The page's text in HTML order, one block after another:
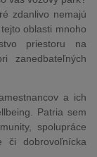
zdanlivo nemajú
oblasti mnoho
priestoru na
zanedbateľných
a ich
Patria sem
spolupráce
či dobrovoľnícka